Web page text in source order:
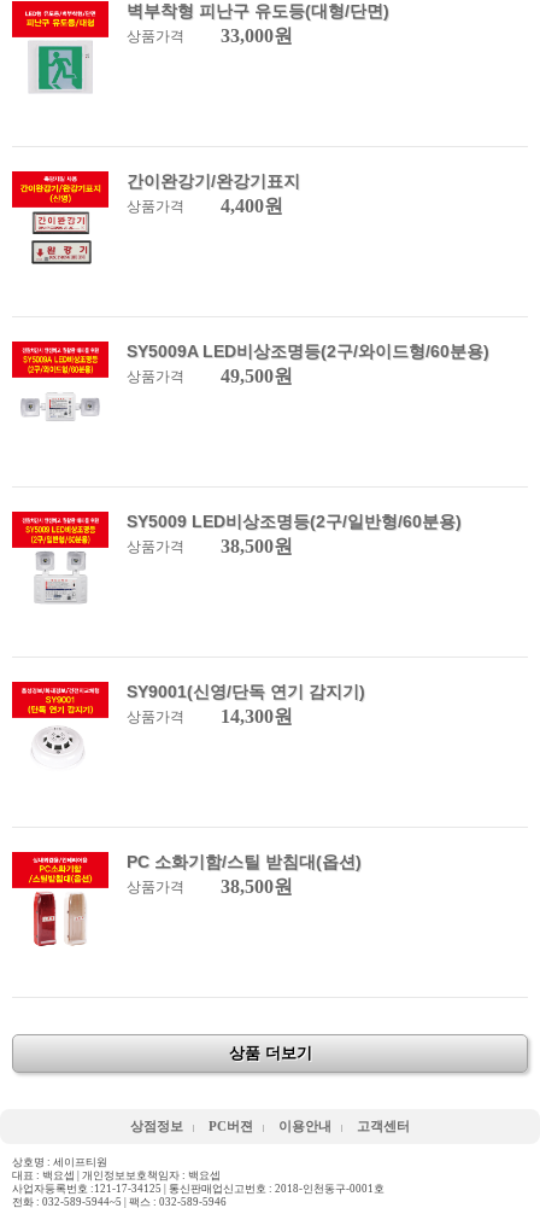
벽부착형 피난구 유도등(대형/단면)
상품가격 33,000원
간이완강기/완강기표지
상품가격 4,400원
SY5009A LED비상조명등(2구/와이드형/60분용)
상품가격 49,500원
SY5009 LED비상조명등(2구/일반형/60분용)
상품가격 38,500원
SY9001(신영/단독 연기 감지기)
상품가격 14,300원
PC 소화기함/스틸 받침대(옵션)
상품가격 38,500원
상품 더보기
상점정보 PC버젼 이용안내 고객센터
상호명 : 세이프티원
대표 : 백요셉 | 개인정보보호책임자 : 백요셉
사업자등록번호 :121-17-34125 | 통신판매업신고번호 : 2018-인천동구-0001호
전화 : 032-589-5944~5 | 팩스 : 032-589-5946